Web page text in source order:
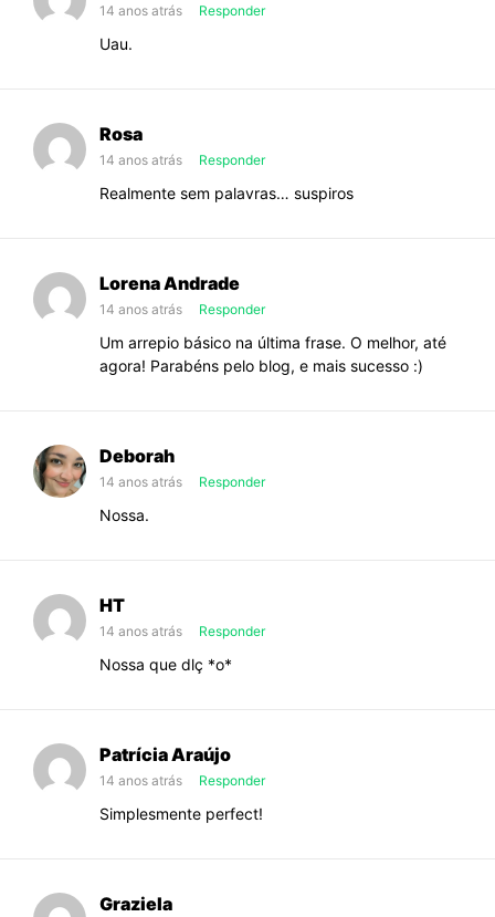
14 anos atrás Responder
Uau.
Rosa
14 anos atrás Responder
Realmente sem palavras… suspiros
Lorena Andrade
14 anos atrás Responder
Um arrepio básico na última frase. O melhor, até
agora! Parabéns pelo blog, e mais sucesso :)
Deborah
14 anos atrás Responder
Nossa.
HT
14 anos atrás Responder
Nossa que dlç *o*
Patrícia Araújo
14 anos atrás Responder
Simplesmente perfect!
Graziela